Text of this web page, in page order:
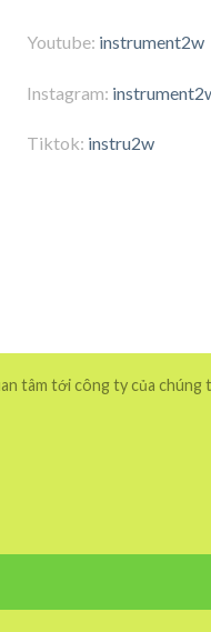
Youtube: instrument2w
Instagram:
Tiktok: instru2w
tâm tới công ty của